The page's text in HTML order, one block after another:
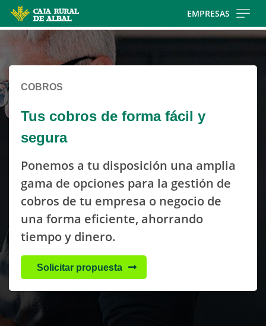
main
EMPRESAS
Cargando
contenido,
por
espere...
COBROS
Tus cobros de forma fácil y
segura
Ponemos a tu disposición una amplia
gama de opciones para la gestión de
cobros de tu empresa o negocio de
una forma eficiente, ahorrando
tiempo y dinero.
Solicitar propuesta